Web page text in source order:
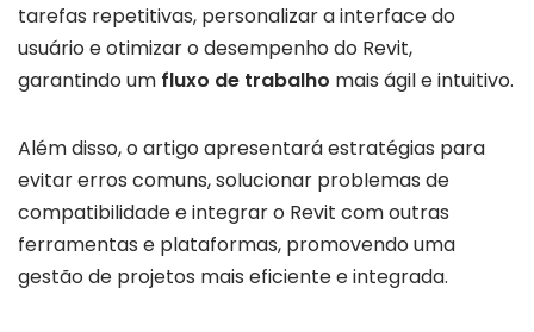
tarefas repetitivas, personalizar a interface do
usuário e otimizar o desempenho do Revit,
garantindo um fluxo de trabalho mais ágil e intuitivo.
Além disso, o artigo apresentará estratégias para
evitar erros comuns, solucionar problemas de
compatibilidade e integrar o Revit com outras
ferramentas e plataformas, promovendo uma
gestão de projetos mais eficiente e integrada.